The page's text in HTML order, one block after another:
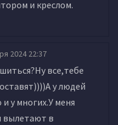
и креслом.
2024 22:37
все,тебе
у людей
у многих.У меня
вылетают в